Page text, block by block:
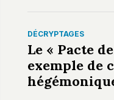
DÉCRYPTAGES
Le « Pacte
exemple de